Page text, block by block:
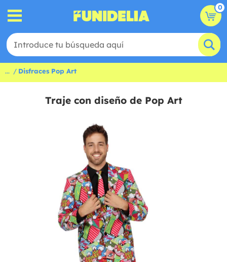
0
... Disfraces Pop Art
Traje con diseño de Pop Art